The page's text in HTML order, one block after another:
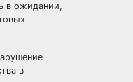
в ожидании,
в